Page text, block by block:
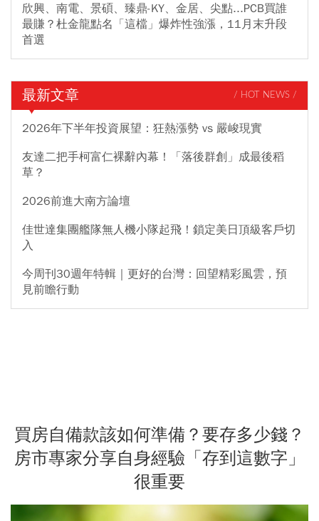
欣興、南電、景碩、臻鼎-KY、金居、尖點...PCB買誰
最賺？杜金龍點名「這檔」爆炸性強漲，11月末升段
首選
最新文章 / HOT NEWS /
2026年下半年投資展望：狂熱漲勢 vs 嚴峻現實
友達二把手柯富仁裸辭內幕！「落後群創」成最後稻
草？
2026前進大南方論壇
佳世達集團艦隊無人機小隊起飛！鎖定美日頂級客戶切
入
今周刊30週年特輯｜更好的台灣：回望精彩風雲，預
見前瞻行動
買房自備款該如何準備？要存多少錢？
房市專家分享自身經驗「存到這數字」
很重要